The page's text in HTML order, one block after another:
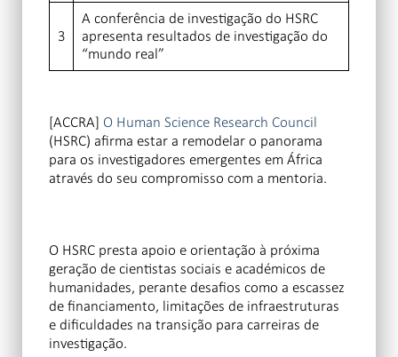
3
A conferência de investigação do HSRC
apresenta resultados de investigação do
“mundo real”
[ACCRA] O Human Science Research Council
(HSRC) afirma estar a remodelar o panorama
para os investigadores emergentes em África
através do seu compromisso com a mentoria.
O HSRC presta apoio e orientação à próxima
geração de cientistas sociais e académicos de
humanidades, perante desafios como a escassez
de financiamento, limitações de infraestruturas
e dificuldades na transição para carreiras de
investigação.